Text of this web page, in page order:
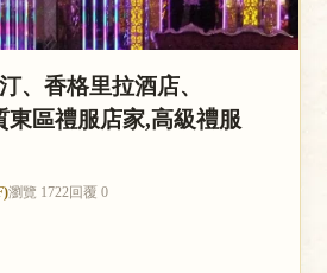
、香格里拉酒店、
東區禮服店家,高級禮服
瀏覽 1722回覆 0